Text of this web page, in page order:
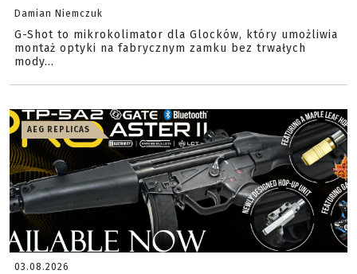
Damian Niemczuk
G-Shot to mikrokolimator dla Glocków, który umożliwia
montaż optyki na fabrycznym zamku bez trwałych
mody...
AEG REPLICAS
03.08.2026